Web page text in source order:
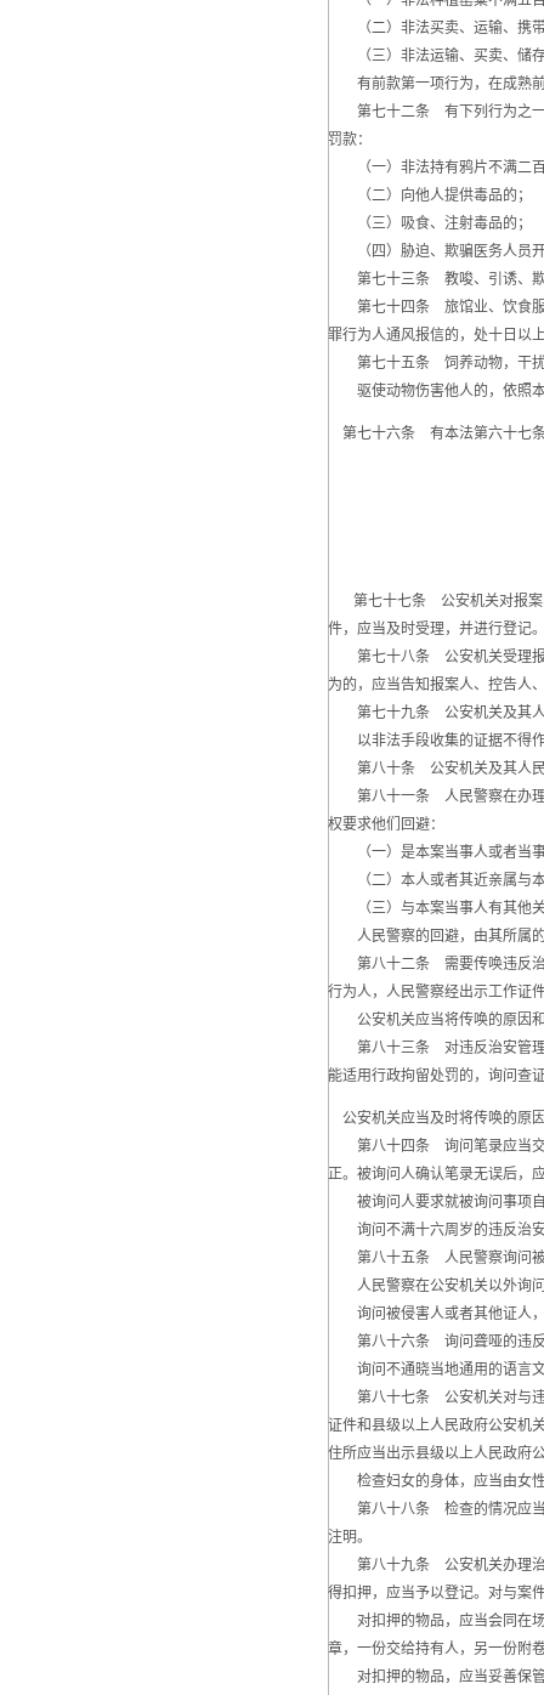
（二）非法买卖、运输、携带
（三）非法运输、买卖、储存
有前款第一项行为，在成熟前
第七十二条 有下列行为之一
罚款：
（一）非法持有鸦片不满二百
（二）向他人提供毒品的；
（三）吸食、注射毒品的；
（四）胁迫、欺骗医务人员开
第七十三条 教唆、引诱、欺
第七十四条 旅馆业、饮食服
罪行为人通风报信的，处十日以
第七十五条 饲养动物，干扰
驱使动物伤害他人的，依照本
第七十六条 有本法第六十七条
第七十七条 公安机关对报案、
件，应当及时受理，并进行登记
第七十八条 公安机关受理报
为的，应当告知报案人、控告人
第七十九条 公安机关及其人
以非法手段收集的证据不得
第八十条 公安机关及其人民
第八十一条 人民警察在办理
权要求他们回避：
（一）是本案当事人或者当
（二）本人或者其近亲属与本
（三）与本案当事人有其他关
人民警察的回避，由其所属的
第八十二条 需要传唤违反治
行为人，人民警察经出示工作证
公安机关应当将传唤的原因和
第八十三条 对违反治安管理
能适用行政拘留处罚的，询问查
公安机关应当及时将传唤的原
第八十四条 询问笔录应当交
正。被询问人确认笔录无误后，
被询问人要求就被询问事项自
询问不满十六周岁的违反治安
第八十五条 人民警察询问被
人民警察在公安机关以外询问
询问被侵害人或者其他证人，
第八十六条 询问聋哑的违反
询问不通晓当地通用的语言文
第八十七条 公安机关对与违
证件和县级以上人民政府公安机
住所应当出示县级以上人民政府
检查妇女的身体，应当由女
第八十八条 检查的情况应当
注明。
第八十九条 公安机关办理治
得扣押，应当予以登记。对与案
对扣押的物品，应当会同在场
章，一份交给持有人，另一份附
对扣押的物品，应当妥善保管